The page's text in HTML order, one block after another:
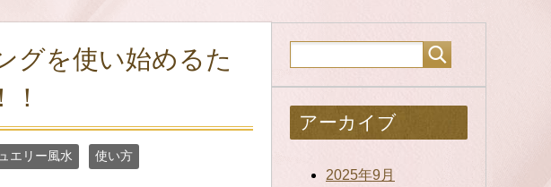
グを使い始めるた
エリー風水 使い方
アーカイブ
2025年9月